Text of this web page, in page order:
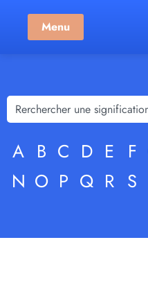
Menu
A B C D E F
N O P Q R S